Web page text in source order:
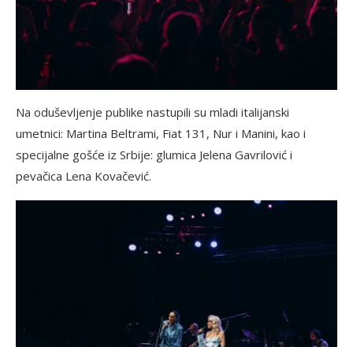
Na oduševljenje publike nastupili su mladi italijanski
umetnici: Martina Beltrami, Fiat 131, Nur i Manini, kao i
specijalne gošće iz Srbije: glumica Jelena Gavrilović i
pevačica Lena Kovačević.